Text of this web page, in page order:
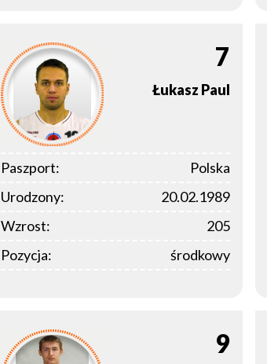
7
Łukasz Paul
Paszport:
Polska
Urodzony:
20.02.1989
Wzrost:
205
Pozycja:
środkowy
9